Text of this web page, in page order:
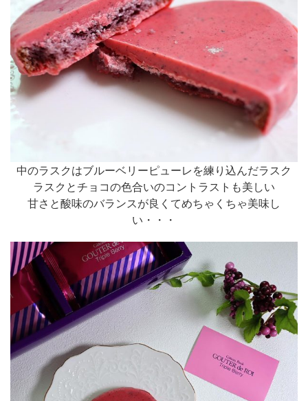
中のラスクはブルーベリーピューレを練り込んだラスク
ラスクとチョコの色合いのコントラストも美しい
甘さと酸味のバランスが良くてめちゃくちゃ美味し
い・・・